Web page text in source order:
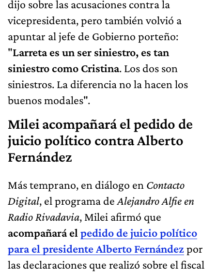
dijo sobre las acusaciones contra la
vicepresidenta, pero también volvió a
apuntar al jefe de Gobierno porteño:
"Larreta es un ser siniestro, es tan
siniestro como Cristina. Los dos son
siniestros. La diferencia no la hacen los
buenos modales".
Milei acompañará el pedido de
juicio político contra Alberto
Fernández
Más temprano, en diálogo en Contacto
Digital, el programa de Alejandro Alfie en
Radio Rivadavia, Milei afirmó que
acompañará el pedido de juicio político
para el presidente Alberto Fernándezpor
las declaraciones que realizó sobre el fiscal